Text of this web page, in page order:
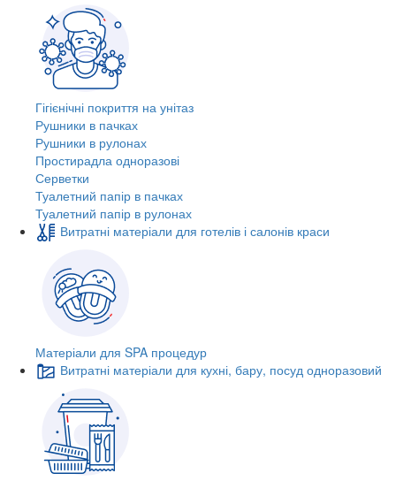
Гігієнічні покриття на унітаз
Рушники в пачках
Рушники в рулонах
Простирадла одноразові
Серветки
Туалетний папір в пачках
Туалетний папір в рулонах
Витратні матеріали для готелів і салонів краси
Матеріали для SPA процедур
Витратні матеріали для кухні, бару, посуд одноразовий